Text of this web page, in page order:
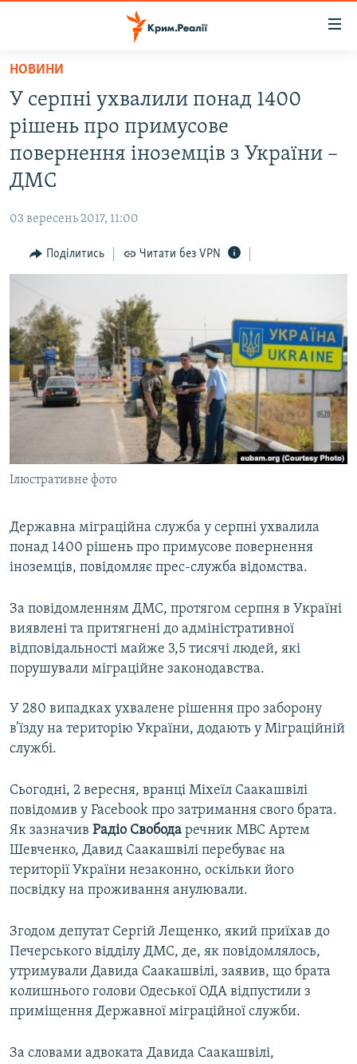
Перейти
основного
матеріалу
Перейти
до
основної
Перейти
пошуку
ВОДА.КРИМ
ВІДЕО ТА ФОТО
ПОЛІТИКА
ПОГЛЯД
ІНТЕРВ'Ю
СПЕЦПРОЕКТИ
ДЕПОРТАЦІЯ
ВІДЕОУРОКИ «ELIFBE»
СВІДЧЕННЯ ОКУПАЦІЇ
УКРАЇНСЬКА ПРОБЛЕМА КРИМУ
ЯК ОБІЙТИ БЛОКУВАННЯ
Русский
Усі сайти RFE/RL
НОВИНИ
У серпні ухвалили понад 1400
рішень про примусове
повернення іноземців з України –
ДМС
03 вересень 2017, 11:00
Поділитись Читати без VPN
Ілюстративне фото
Державна міграційна служба у серпні ухвалила
понад 1400 рішень про примусове повернення
іноземців, повідомляє прес-служба відомства.
За повідомленням ДМС, протягом серпня в Україні
виявлені та притягнені до адміністративної
відповідальності майже 3,5 тисячі людей, які
порушували міграційне законодавства.
У 280 випадках ухвалене рішення про заборону
в’їзду на територію України, додають у Міграційній
службі.
Сьогодні, 2 вересня, вранці Міхеїл Саакашвілі
повідомив у Facebook про затримання свого брата.
Як зазначив Радіо Свобода речник МВС Артем
Шевченко, Давид Саакашвілі перебуває на
території України незаконно, оскільки його
посвідку на проживання анулювали.
Згодом депутат Сергій Лещенко, який приїхав до
Печерського відділу ДМС, де, як повідомлялось,
утримували Давида Саакашвілі, заявив, що брата
колишнього голови Одеської ОДА відпустили з
приміщення Державної міграційної служби.
За словами адвоката Давида Саакашвілі,